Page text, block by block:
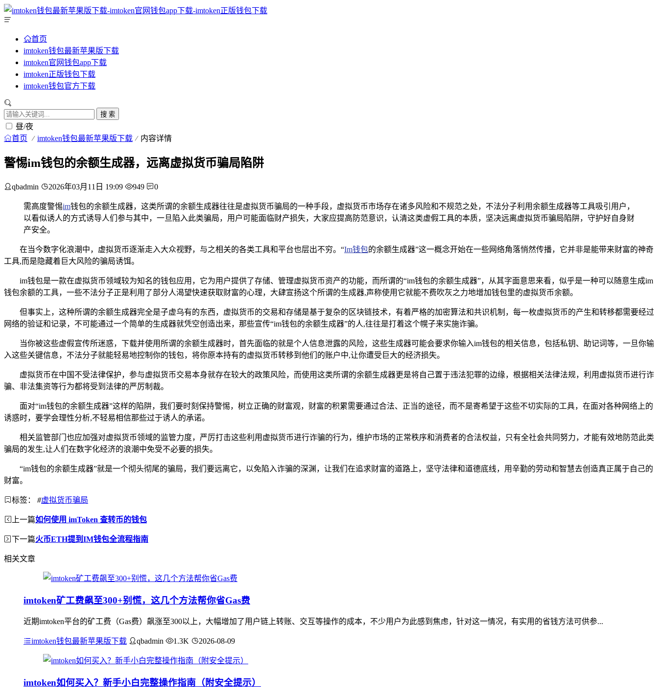
首页
imtoken钱包最新苹果版下载
imtoken官网钱包app下载
imtoken正版钱包下载
imtoken钱包官方下载
搜 索
昼/夜
首页 imtoken钱包最新苹果版下载 内容详情
警惕im钱包的余额生成器，远离虚拟货币骗局陷阱
qbadmin 2026年03月11日 19:09 949 0
需高度警惕im钱包的余额生成器，这类所谓的余额生成器往往是虚拟货币骗局的一种手段，虚拟货币市场存在诸多风险和不规范之处，不法分子利用余额生成器等工具吸引用户，
以看似诱人的方式诱导人们参与其中，一旦陷入此类骗局，用户可能面临财产损失，大家应提高防范意识，认清这类虚假工具的本质，坚决远离虚拟货币骗局陷阱，守护好自身财
产安全。
在当今数字化浪潮中，虚拟货币逐渐走入大众视野，与之相关的各类工具和平台也层出不穷。“Im钱包的余额生成器”这一概念开始在一些网络角落悄然传播，它并非是能带来财富的神奇
工具,而是隐藏着巨大风险的骗局诱饵。
im钱包是一款在虚拟货币领域较为知名的钱包应用，它为用户提供了存储、管理虚拟货币资产的功能，而所谓的“im钱包的余额生成器”，从其字面意思来看，似乎是一种可以随意生成im
钱包余额的工具，一些不法分子正是利用了部分人渴望快速获取财富的心理，大肆宣扬这个所谓的生成器,声称使用它就能不费吹灰之力地增加钱包里的虚拟货币余额。
但事实上，这种所谓的余额生成器完全是子虚乌有的东西，虚拟货币的交易和存储是基于复杂的区块链技术，有着严格的加密算法和共识机制，每一枚虚拟货币的产生和转移都需要经过
网络的验证和记录，不可能通过一个简单的生成器就凭空创造出来，那些宣传“im钱包的余额生成器”的人,往往是打着这个幌子来实施诈骗。
当你被这些虚假宣传所迷惑，下载并使用所谓的余额生成器时，首先面临的就是个人信息泄露的风险，这些生成器可能会要求你输入im钱包的相关信息，包括私钥、助记词等，一旦你输
入这些关键信息，不法分子就能轻易地控制你的钱包，将你原本持有的虚拟货币转移到他们的账户中,让你遭受巨大的经济损失。
虚拟货币在中国不受法律保护，参与虚拟货币交易本身就存在较大的政策风险，而使用这类所谓的余额生成器更是将自己置于违法犯罪的边缘，根据相关法律法规，利用虚拟货币进行诈
骗、非法集资等行为都将受到法律的严厉制裁。
面对“im钱包的余额生成器”这样的陷阱，我们要时刻保持警惕，树立正确的财富观，财富的积累需要通过合法、正当的途径，而不是寄希望于这些不切实际的工具，在面对各种网络上的
诱惑时，要学会理性分析,不轻易相信那些过于诱人的承诺。
相关监管部门也应加强对虚拟货币领域的监管力度，严厉打击这些利用虚拟货币进行诈骗的行为，维护市场的正常秩序和消费者的合法权益，只有全社会共同努力，才能有效地防范此类
骗局的发生,让人们在数字化经济的浪潮中免受不必要的损失。
“im钱包的余额生成器”就是一个彻头彻尾的骗局，我们要远离它，以免陷入诈骗的深渊，让我们在追求财富的道路上，坚守法律和道德底线，用辛勤的劳动和智慧去创造真正属于自己的
财富。
标签： #虚拟货币骗局
上一篇如何使用 imToken 查转币的钱包
下一篇火币ETH提到IM钱包全流程指南
相关文章
imtoken矿工费飙至300+别慌，这几个方法帮你省Gas费
近期imtoken平台的矿工费（Gas费）飙涨至300以上，大幅增加了用户链上转账、交互等操作的成本，不少用户为此感到焦虑，针对这一情况，有实用的省钱方法可供参...
imtoken钱包最新苹果版下载 qbadmin 1.3K 2026-08-09
imtoken如何买入？新手小白完整操作指南（附安全提示）